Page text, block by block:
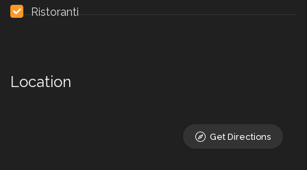
Ristoranti
Location
Get Directions